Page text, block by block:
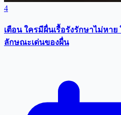
4
เตือน ใครมีผื่นเรื้อรังรักษาไม่หาย
ลักษณะเด่นของผื่น